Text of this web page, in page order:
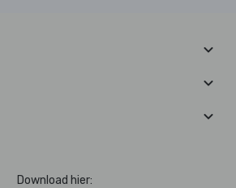
Download hier: